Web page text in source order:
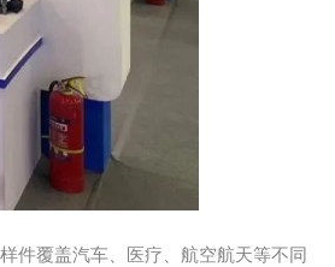
件覆盖汽车、医疗、航空航天等不同